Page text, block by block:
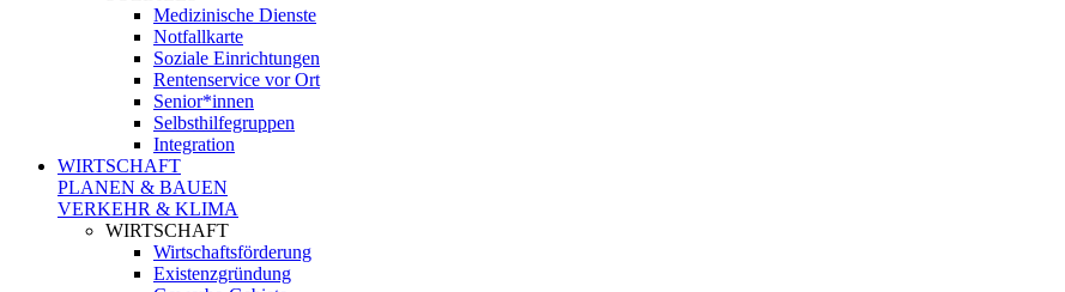
Medizinische Dienste
Notfallkarte
Soziale Einrichtungen
Rentenservice vor Ort
Senior*innen
Selbsthilfegruppen
Integration
WIRTSCHAFT
PLANEN & BAUEN
VERKEHR & KLIMA
WIRTSCHAFT
Wirtschaftsförderung
Existenzgründung